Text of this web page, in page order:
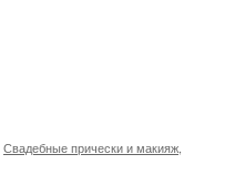
Свадебные прически и макияж,